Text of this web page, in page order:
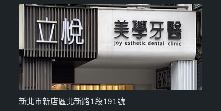
新北市新店區北新路1段191號